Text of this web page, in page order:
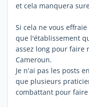
et cela manquera
Si cela ne vous
que l'établissement
assez long pour faire
Cameroun.
Je n'ai pas les posts
que plusieurs
combattant pour